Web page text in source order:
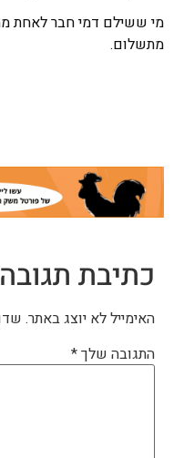
מתשלום.
כתיבת תגובה
האימייל לא יוצג באתר.
התגובה שלך*